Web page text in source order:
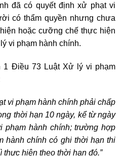
đã có quyết định xử phạt vi
có thẩm quyền nhưng chưa
hoặc cưỡng chế thực hiện
vi phạm hành chính.
1 Điều 73 Luật Xử lý vi phạm
vi phạm hành chính phải chấp
thời hạn 10 ngày, kể từ ngày
phạm hành chính; trường hợp
hành chính có ghi thời hạn thi
hiện theo thời hạn đó.”